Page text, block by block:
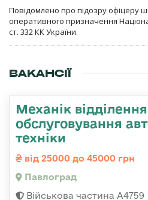
Повідомлено про підозру офіцеру
оперативного призначення
ст. 332 КК України.
ВАКАНСІЇ
Механік
обслуговування
техніки
від 25000 до 45000 грн
Павлоград
Військова частина А4759